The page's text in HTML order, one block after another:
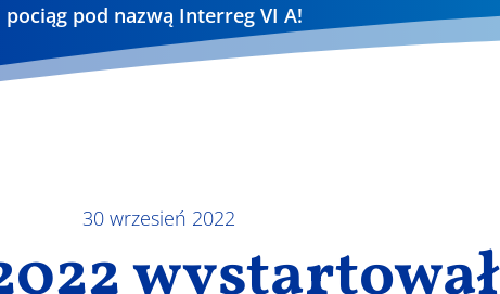
pod nazwą Interreg VI A!
30 wrzesień 2022